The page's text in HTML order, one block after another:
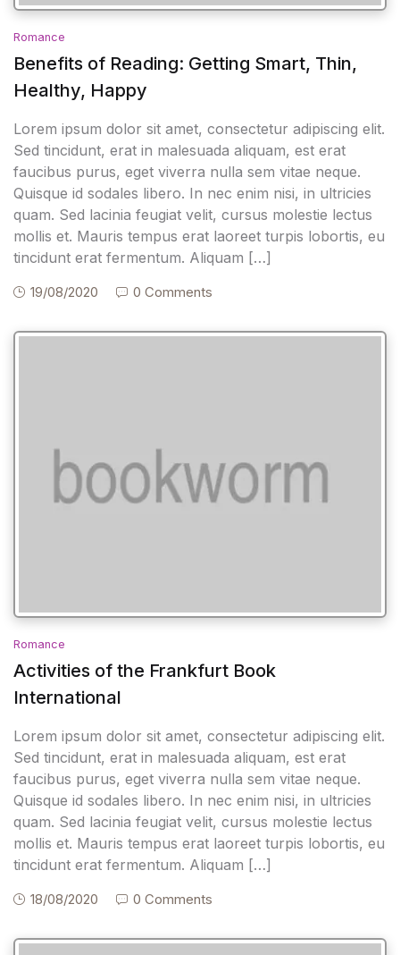
Romance
Benefits of Reading: Getting Smart, Thin,
Healthy, Happy
Lorem ipsum dolor sit amet, consectetur adipiscing elit.
Sed tincidunt, erat in malesuada aliquam, est erat
faucibus purus, eget viverra nulla sem vitae neque.
Quisque id sodales libero. In nec enim nisi, in ultricies
quam. Sed lacinia feugiat velit, cursus molestie lectus
mollis et. Mauris tempus erat laoreet turpis lobortis, eu
tincidunt erat fermentum. Aliquam […]
19/08/2020 0 Comments
Romance
Activities of the Frankfurt Book
International
Lorem ipsum dolor sit amet, consectetur adipiscing elit.
Sed tincidunt, erat in malesuada aliquam, est erat
faucibus purus, eget viverra nulla sem vitae neque.
Quisque id sodales libero. In nec enim nisi, in ultricies
quam. Sed lacinia feugiat velit, cursus molestie lectus
mollis et. Mauris tempus erat laoreet turpis lobortis, eu
tincidunt erat fermentum. Aliquam […]
18/08/2020 0 Comments